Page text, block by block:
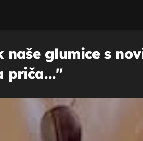
glumice s
priča..."